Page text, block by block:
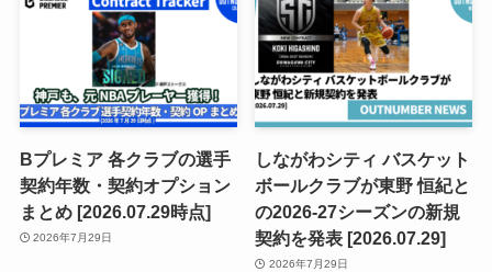
Bプレミア 各クラブの選手
契約年数・契約オプション
まとめ [2026.07.29時点]
2026年7月29日
しながわシティ バスケット
ボールクラブが東野 恒紀と
の2026-27シーズンの新規
契約を発表 [2026.07.29]
2026年7月29日